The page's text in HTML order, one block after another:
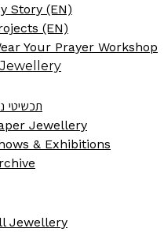
Story (EN)
(EN)
Your Prayer Workshop
תכשיטי
Jewellery
& Exhibitions
Jewellery